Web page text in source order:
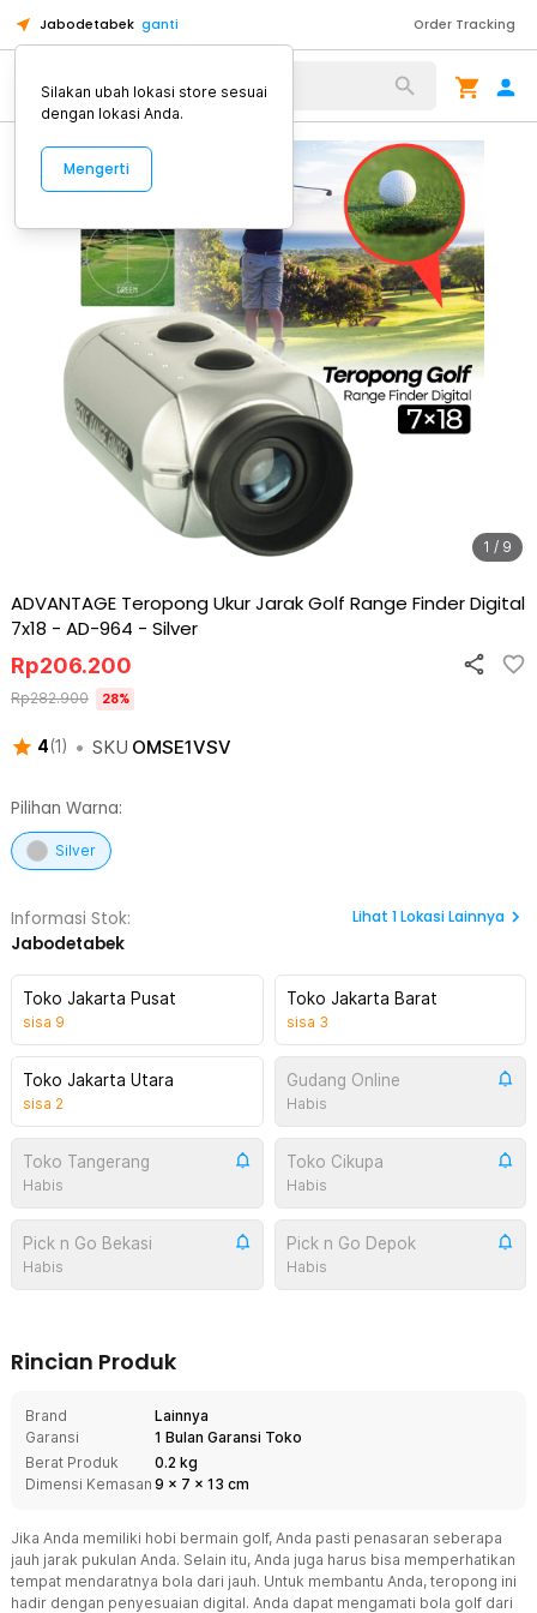
Jabodetabek ganti Order Tracking
Alat Kopi
1 / 9
ADVANTAGE Teropong Ukur Jarak Golf Range Finder Digital
7x18 - AD-964 - Silver
4(1 ) • SKU OMSE1VSV
Rp206.200
Rp282.900 28%
Pilihan Warna:
Silver
Informasi Stok:
Jabodetabek
Lihat 1Lokasi Lainnya
Toko Jakarta Pusat
sisa 9
Toko Jakarta Barat
sisa 3
Toko Jakarta Utara
sisa 2
Gudang Online
Habis
Toko Tangerang
Habis
Toko Cikupa
Habis
Pick n Go Bekasi
Habis
Pick n Go Depok
Habis
Rincian Produk
Brand
Lainnya
Garansi
1 Bulan Garansi Toko
Berat Produk
0.2 kg
Dimensi Kemasan 9 x 7 x 13 cm
Jika Anda memiliki hobi bermain golf, Anda pasti penasaran seberapa
jauh jarak pukulan Anda. Selain itu, Anda juga harus bisa memperhatikan
tempat mendaratnya bola dari jauh. Untuk membantu Anda, teropong ini
hadir dengan penyesuaian digital. Anda dapat mengamati bola golf dari
Silakan ubah lokasi store sesuai
dengan lokasi Anda.
Mengerti